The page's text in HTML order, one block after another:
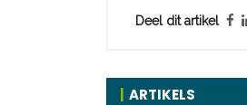
Deel dit artikel
ARTIKELS